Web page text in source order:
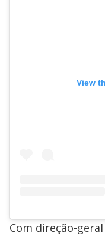
View
Com direção-